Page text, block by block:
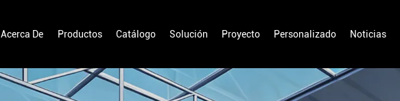
Acerca De Productos Catálogo Solución Proyecto Personalizado Noticias